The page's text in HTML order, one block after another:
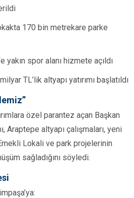
170 bin metrekare parke
yakın spor alanı hizmete açıldı
TL’lik altyapı yatırımı başlatıldı
özel parantez açan Başkan
Araptepe altyapı çalışmaları, yeni
Lokali ve park projelerinin
sağladığını söyledi.